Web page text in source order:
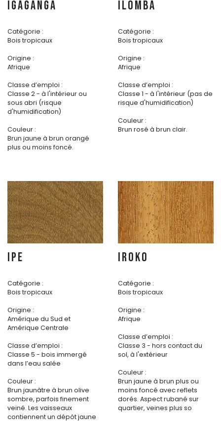
IGAGANGA
Catégorie :
Bois tropicaux
Origine :
Afrique
Classe d’emploi :
Classe 2 - à l'intérieur ou
sous abri (risque
d'humidification)
Couleur :
Brun jaune à brun orangé
plus ou moins foncé.
ILOMBA
Catégorie :
Bois tropicaux
Origine :
Afrique
Classe d’emploi :
Classe 1 - à l'intérieur (pas de
risque d'humidification)
Couleur :
Brun rosé à brun clair.
IPE
Catégorie :
Bois tropicaux
Origine :
Amérique du Sud et
Amérique Centrale
Classe d’emploi :
Classe 5 - bois immergé
dans l’eau salée
Couleur :
Brun jaunâtre à brun olive
sombre, parfois finement
veiné. Les vaisseaux
contiennent un dépôt jaune
IROKO
Catégorie :
Bois tropicaux
Origine :
Afrique
Classe d’emploi :
Classe 3 - hors contact du
sol, à l'extérieur
Couleur :
Brun jaune à brun plus ou
moins foncé avec reflets
dorés. Aspect rubané sur
quartier, veines plus so